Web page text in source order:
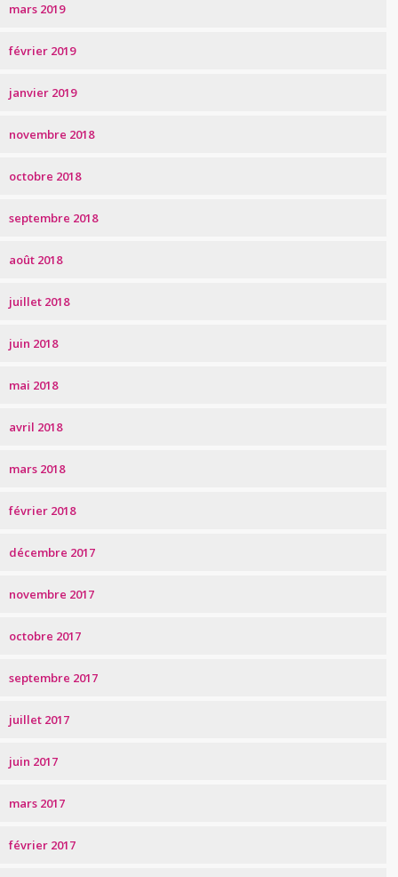
mars 2019
février 2019
janvier 2019
novembre 2018
octobre 2018
septembre 2018
août 2018
juillet 2018
juin 2018
mai 2018
avril 2018
mars 2018
février 2018
décembre 2017
novembre 2017
octobre 2017
septembre 2017
juillet 2017
juin 2017
mars 2017
février 2017